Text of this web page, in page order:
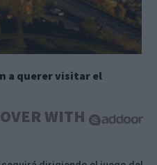
a querer visitar el
WITH